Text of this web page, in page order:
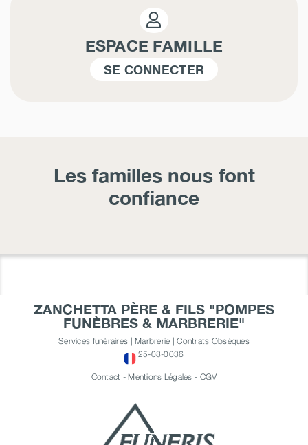
ESPACE FAMILLE
SE CONNECTER
Les familles nous font
confiance
ZANCHETTA PÈRE & FILS "POMPES
FUNÈBRES & MARBRERIE"
Services funéraires | Marbrerie | Contrats Obsèques
25-08-0036
Contact -Mentions Légales - CGV